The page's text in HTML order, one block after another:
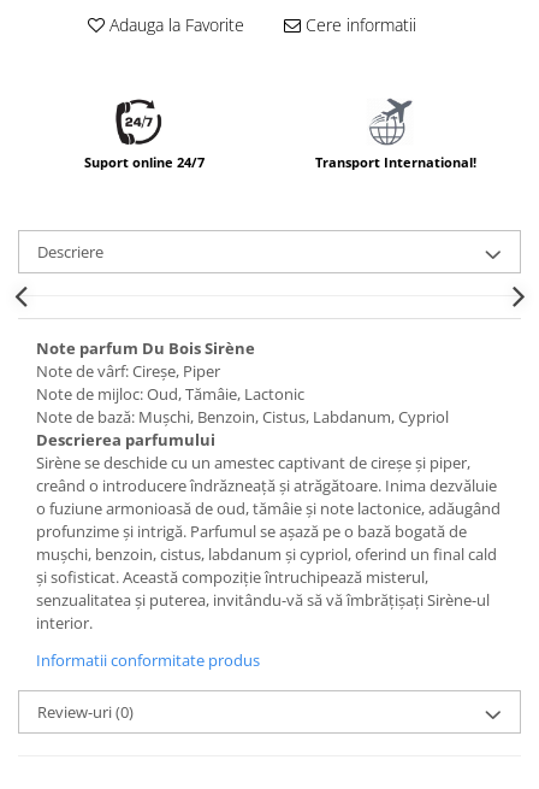
Adauga la Favorite Cere informatii
Suport online 24/7 Transport International!
Descriere
Note parfum Du Bois Sirène
Note de vârf: Cireșe, Piper
Note de mijloc: Oud, Tămâie, Lactonic
Note de bază: Mușchi, Benzoin, Cistus, Labdanum, Cypriol
Descrierea parfumului
Sirène se deschide cu un amestec captivant de cireșe și piper,
creând o introducere îndrăzneață și atrăgătoare. Inima dezvăluie
o fuziune armonioasă de oud, tămâie și note lactonice, adăugând
profunzime și intrigă. Parfumul se așază pe o bază bogată de
mușchi, benzoin, cistus, labdanum și cypriol, oferind un final cald
și sofisticat. Această compoziție întruchipează misterul,
senzualitatea și puterea, invitându-vă să vă îmbrățișați Sirène-ul
interior.
Informatii conformitate produs
Review-uri(0)